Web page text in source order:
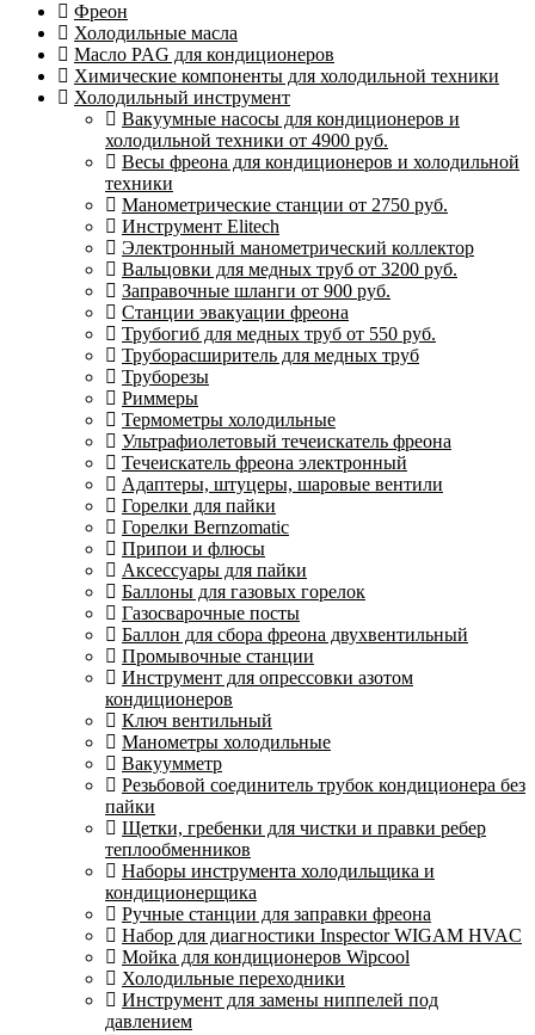
Фреон
Холодильные масла
Масло PAG для кондиционеров
Химические компоненты для холодильной техники
Холодильный инструмент
Вакуумные насосы для кондиционеров и
холодильной техники от 4900 руб.
Весы фреона для кондиционеров и холодильной
техники
Манометрические станции от 2750 руб.
Инструмент Elitech
Электронный манометрический коллектор
Вальцовки для медных труб от 3200 руб.
Заправочные шланги от 900 руб.
Станции эвакуации фреона
Трубогиб для медных труб от 550 руб.
Труборасширитель для медных труб
Труборезы
Риммеры
Термометры холодильные
Ультрафиолетовый течеискатель фреона
Течеискатель фреона электронный
Адаптеры, штуцеры, шаровые вентили
Горелки для пайки
Горелки Bernzomatic
Припои и флюсы
Аксессуары для пайки
Баллоны для газовых горелок
Газосварочные посты
Баллон для сбора фреона двухвентильный
Промывочные станции
Инструмент для опрессовки азотом
кондиционеров
Ключ вентильный
Манометры холодильные
Вакуумметр
Резьбовой соединитель трубок кондиционера без
пайки
Щетки, гребенки для чистки и правки ребер
теплообменников
Наборы инструмента холодильщика и
кондиционерщика
Ручные станции для заправки фреона
Набор для диагностики Inspector WIGAM HVAC
Мойка для кондиционеров Wipcool
Холодильные переходники
Инструмент для замены ниппелей под
давлением